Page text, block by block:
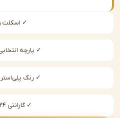
✓ اسکلت راش
✓ پارچه انتخابی از کالیته
✓ رنگ پلی‌استر ضدخش